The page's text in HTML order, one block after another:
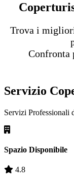
Trova i
Confronta
Servizio
Servizi Professionali
Spazio Disponibile
4.8